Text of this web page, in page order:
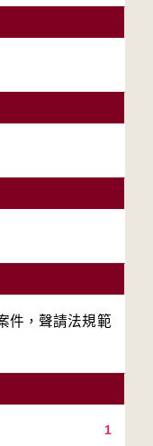
件，聲請法規範
1